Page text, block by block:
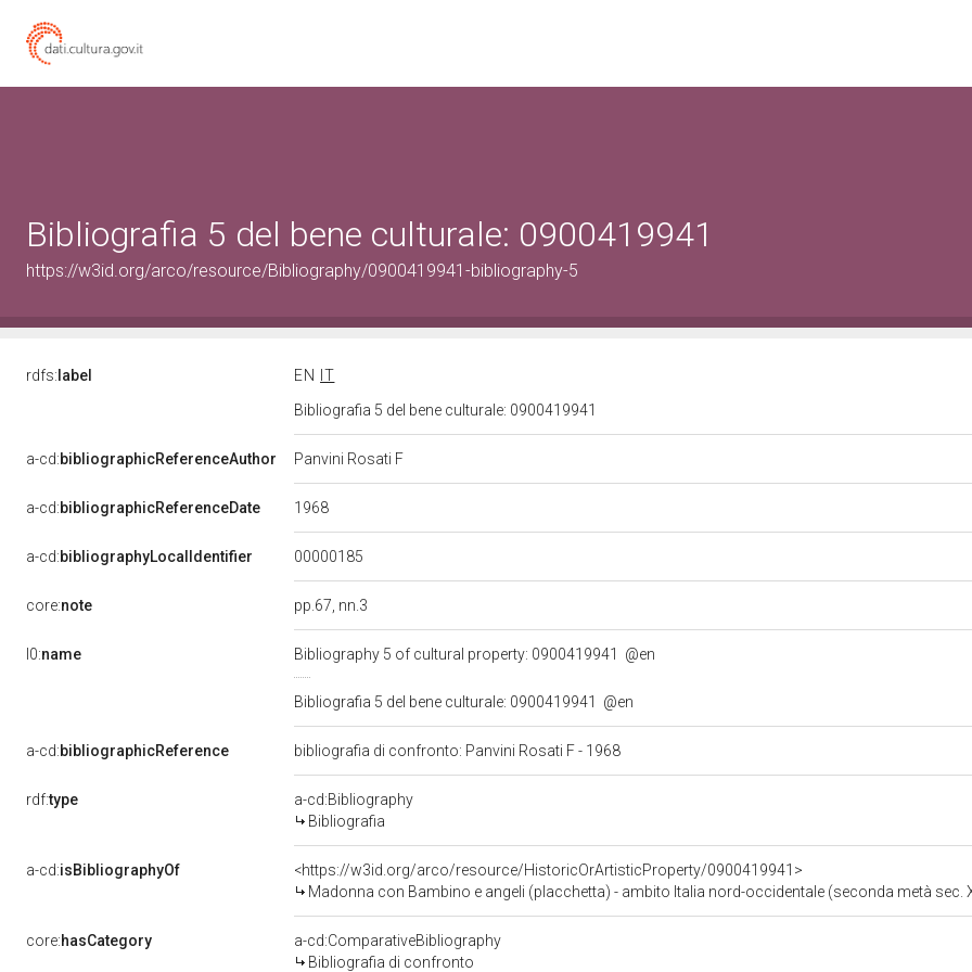
Bibliografia 5 del bene culturale: 0900419941
https://w3id.org/arco/resource/Bibliography/0900419941-bibliography-5
rdfs: label EN
IT
Bibliografia 5 del bene culturale: 0900419941
a-cd:bibliographicReferenceAuthor Panvini Rosati F
a-cd:bibliographicReferenceDate 1968
a-cd:bibliographyLocalIdentifier 00000185
core:note pp.67, nn.3
l0:name Bibliography 5 of cultural property: 0900419941 @en
Bibliografia 5 del bene culturale: 0900419941 @en
a-cd:bibliographicReference bibliografia di confronto: Panvini Rosati F - 1968
rdf:type
a-cd:Bibliography
Bibliografia
a-cd:isBibliographyOf
<https://w3id.org/arco/resource/HistoricOrArtisticProperty/0900419941>
Madonna con Bambino e angeli (placchetta) - ambito Italia nord-occidentale (seconda metà sec.
core:hasCategory
a-cd:ComparativeBibliography
Bibliografia di confronto